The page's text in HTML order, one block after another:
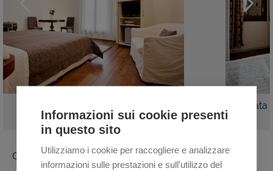
Informazioni sui cookie presenti
in questo sito
Utilizziamo i cookie per raccogliere e analizzare
informazioni sulle prestazioni e sull'utilizzo del
OFFERTE e PACCHETTI